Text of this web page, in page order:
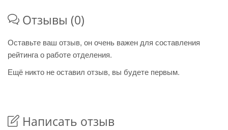
Отзывы (0)
Оставьте ваш отзыв, он очень важен для составления
рейтинга о работе отделения.
Ещё никто не оставил отзыв, вы будете первым.
Написать отзыв